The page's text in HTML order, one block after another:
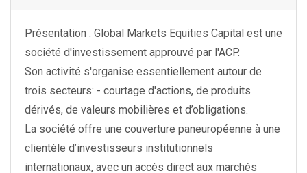
Présentation : Global Markets Equities Capital est une
société d'investissement approuvé par l'ACP.
Son activité s'organise essentiellement autour de
trois secteurs: - courtage d'actions, de produits
dérivés, de valeurs mobilières et d’obligations.
La société offre une couverture paneuropéenne à une
clientèle d’investisseurs institutionnels
internationaux, avec un accès direct aux marchés